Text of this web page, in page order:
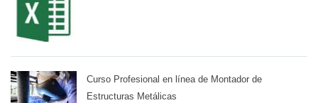
Curso Profesional en línea de Montador de
Estructuras Metálicas